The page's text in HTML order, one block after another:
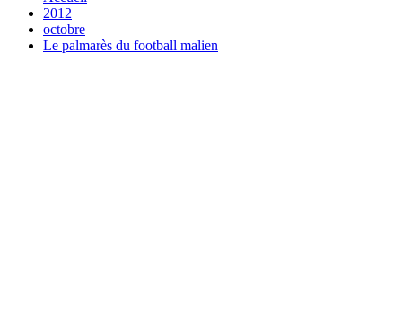
2012
octobre
Le palmarès du football malien